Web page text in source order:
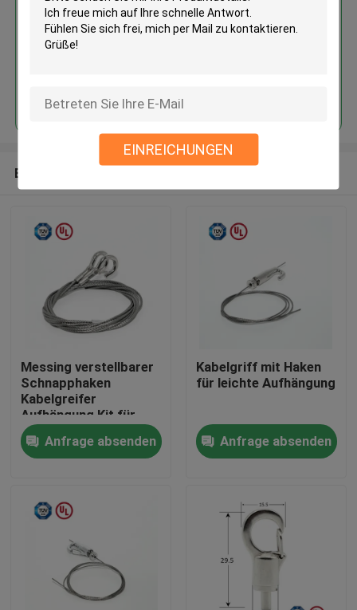
EINREICHUNGEN
Haus
Produkte
Ausgangskabelverriegelung für
Deckeninstallation
Empfohlene Produkte
Messing verstellbarer
Schnapphaken
Kabelgreifer
Aufhängung Kit für
Malerei hängen
Anfrage absenden
Kabelgriff mit Haken
für leichte Aufhängung
Anfrage absenden